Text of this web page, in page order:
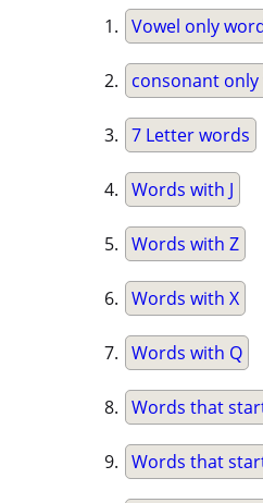
Vowel only
consonant
7 Letter words
Words with J
Words with Z
Words with X
Words with Q
Words that
Words that